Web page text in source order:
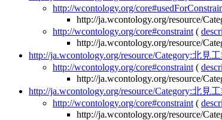
http://wcontology.org/
http://ja.wcontology.org/resource/
http://wcontology.org/core#constraint (
http://ja.wcontology.org/resource/
http://ja.wcontology.org/resource/Category:北見
http://wcontology.org/core#constraint (
http://ja.wcontology.org/resource/
http://ja.wcontology.org/resource/Category:北見
http://wcontology.org/core#constraint (
http://ja.wcontology.org/resource/